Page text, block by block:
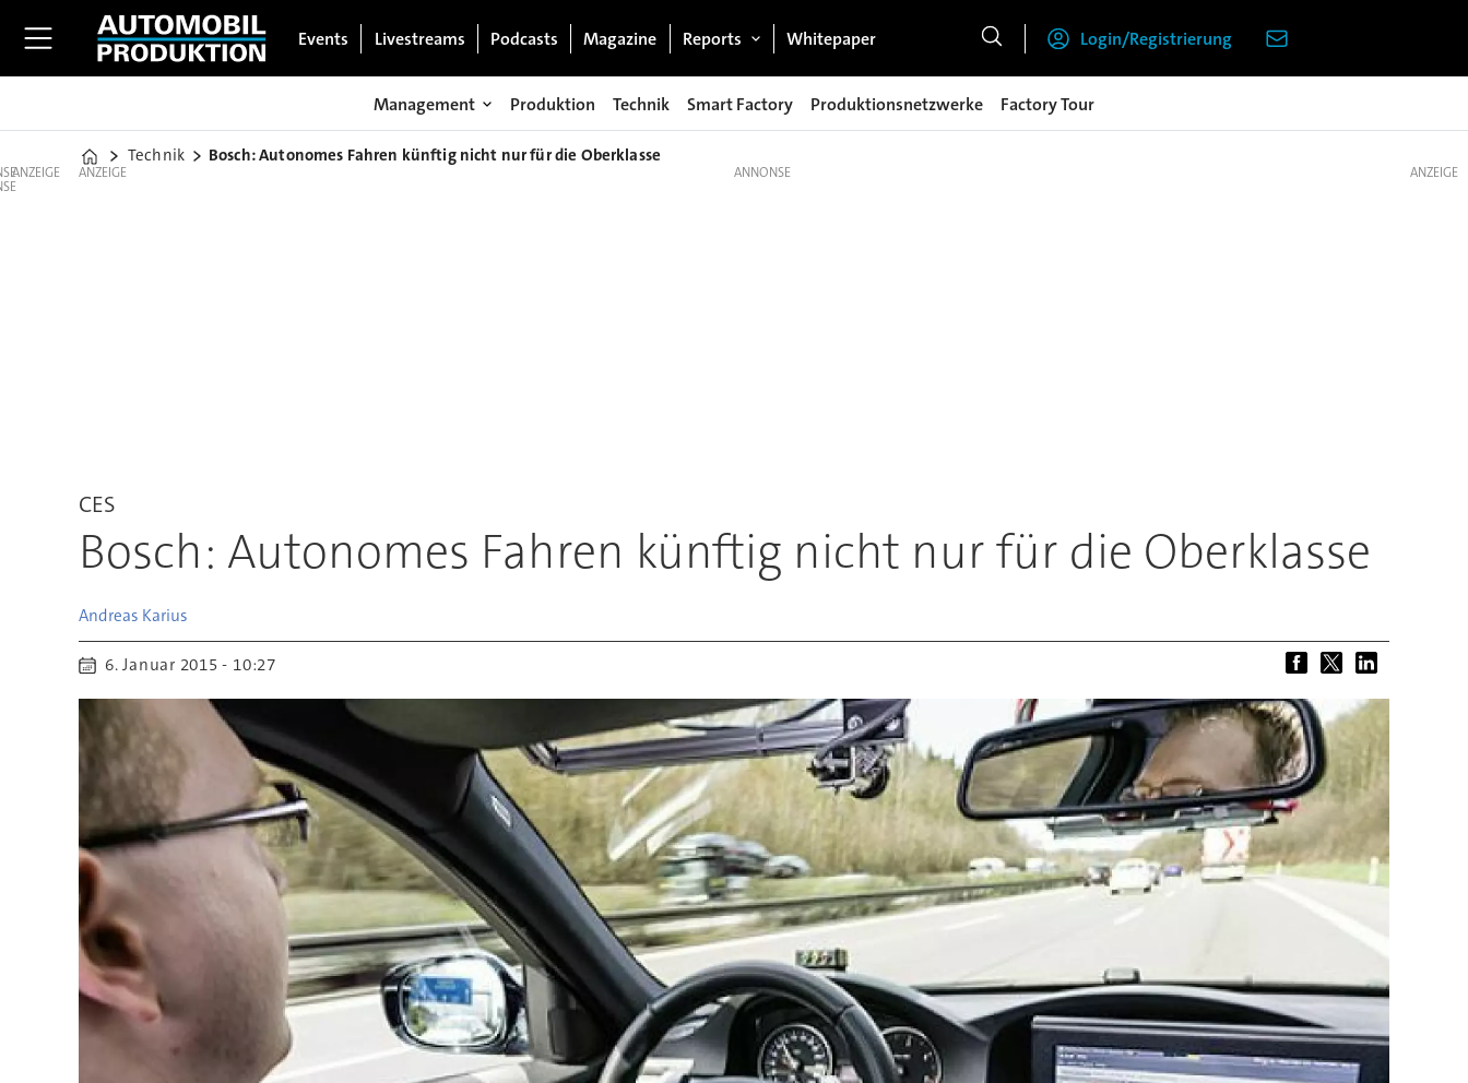
Events Livestreams Podcasts Magazine Reports Whitepaper Login/Registrierung
Management Produktion Technik Smart Factory Produktionsnetzwerke Factory Tour
Home
Technik Bosch: Autonomes Fahren künftig nicht nur für die Oberklasse
ANZEIGE ANZEIGE
CES
Bosch: Autonomes Fahren künftig nicht nur für die Oberklasse
Andreas Karius
6. Januar 2015 - 10:27
ANZEIGE